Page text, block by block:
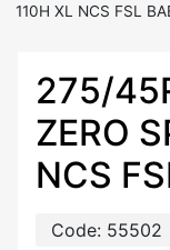
110H XL NCS FSL
275/
ZERO
NCS
Code: 55502